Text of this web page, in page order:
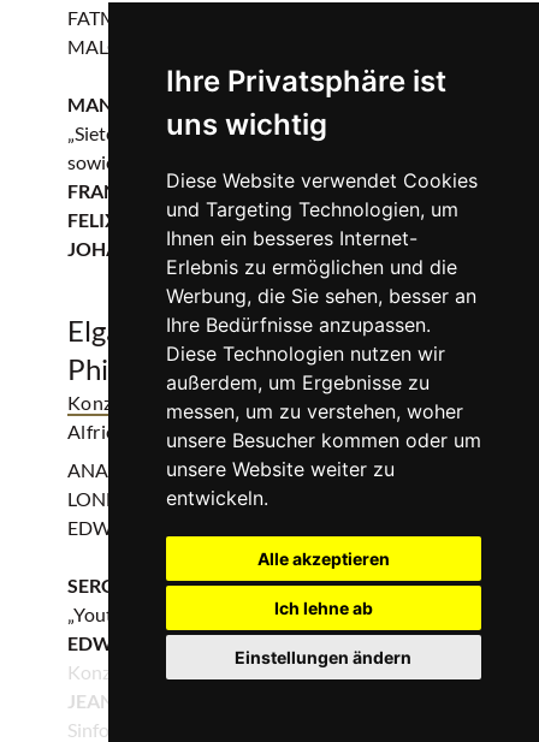
Ihre Privatsphäre ist
uns wichtig
Diese Website verwendet Cookies
und Targeting Technologien, um
Ihnen ein besseres Internet-
Erlebnis zu ermöglichen und die
Werbung, die Sie sehen, besser an
Ihre Bedürfnisse anzupassen.
Diese Technologien nutzen wir
außerdem, um Ergebnisse zu
messen, um zu verstehen, woher
unsere Besucher kommen oder um
unsere Website weiter zu
entwickeln.
Alle akzeptieren
Ich lehne ab
Einstellungen ändern
FATMA SAID: Sopran
MALCOLM MARTINEAU: Klavier
MANUEL DE FALLA
„Siete canciones populares españolas“
sowie ausgewählte Lieder von
FRANZ SCHUBERT, ROBERT SCHUMANN,
FELIX MENDELSSOHN BARTHOLDY und
JOHANNES BRAHMS
Elgar Cellokonzert - London
Philharmonic Orchestra
Konzert | Edward Elgar u.a.
| Philharmonie Essen,
Alfried Krupp Saal
ANASTASIA KOBEKINA: Violoncello
LONDON PHILHARMONIC ORCHESTRA
EDWARD GARDNER: Dirigent
SERGEJ RACHMANINOW
„Youth Symphony“
EDWARD ELGAR
Konzert e-Moll für Violoncello und Orchester, op. 85
JEAN SIBELIUS
Sinfonie Nr. 5 Es-Dur, op. 82